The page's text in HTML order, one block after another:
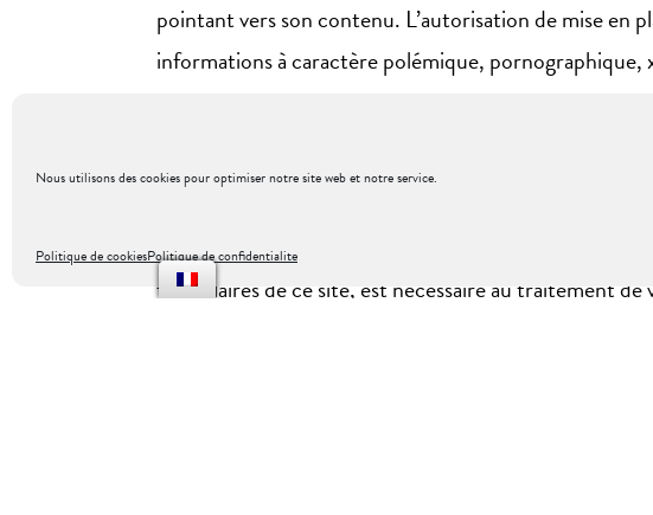
Nous utilisons des cookies pour optimiser notre site web et notre service.
Politique de cookiesPolitique de confidentialite
pointant vers son contenu. L’autorisation de mise en
informations à caractère polémique,
DONNÉES PERSONNELLES
Conformément à la Loi Informatique et Libertés, nous
formulaires de ce site, est nécessaire au traitement de